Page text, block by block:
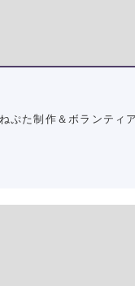
ぷた制作＆ボランティ